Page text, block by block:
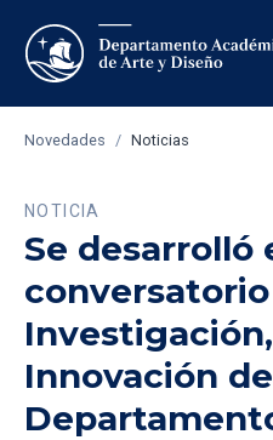
Novedades / Noticias
NOTICIA
Se desarrolló
Innovación